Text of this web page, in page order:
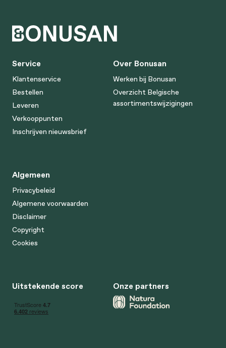
Service
Klantenservice
Bestellen
Leveren
Verkooppunten
Inschrijven nieuwsbrief
Over Bonusan
Werken bij Bonusan
Overzicht Belgische
assortimentswijzigingen
Algemeen
Privacybeleid
Algemene voorwaarden
Disclaimer
Copyright
Cookies
Uitstekende score Onze partners